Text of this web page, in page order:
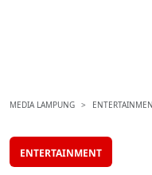
MEDIA LAMPUNG
ENTERTAINMENT